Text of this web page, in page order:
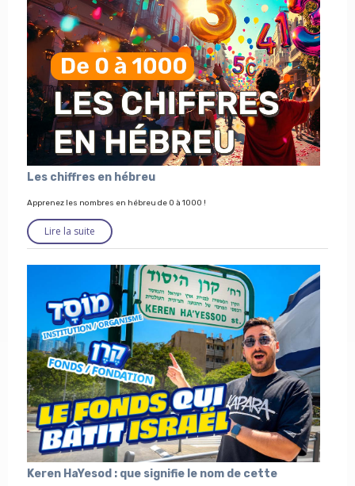
Les chiffres en hébreu
Apprenez les nombres en hébreu de 0 à 1000 !
Lire la suite
Keren HaYesod : que signifie le nom de cette